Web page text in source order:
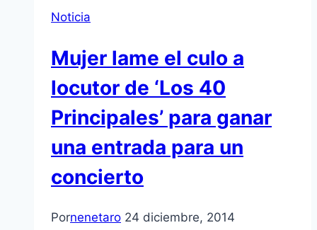
Noticia
Mujer lame el culo a
locutor de ‘Los 40
Principales’ para ganar
una entrada para un
concierto
Pornenetaro 24 diciembre, 2014